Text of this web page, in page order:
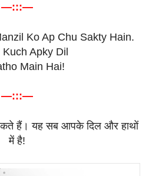
—:::—
Ko Ap Chu Sakty Hain.
Kuch Apky Dil
Main Hai!
—:::—
हैं। यह सब आपके दिल और हाथों
में है!